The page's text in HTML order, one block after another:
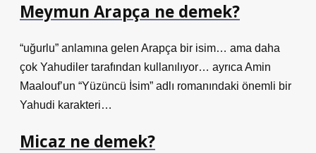
Meymun Arapça ne demek?
“uğurlu” anlamına gelen Arapça bir isim… ama daha
çok Yahudiler tarafından kullanılıyor… ayrıca Amin
Maalouf’un “Yüzüncü İsim” adlı romanındaki önemli bir
Yahudi karakteri…
Micaz ne demek?